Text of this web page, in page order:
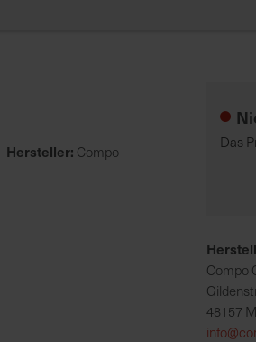
Hersteller: Compo
Das
Compo
48157